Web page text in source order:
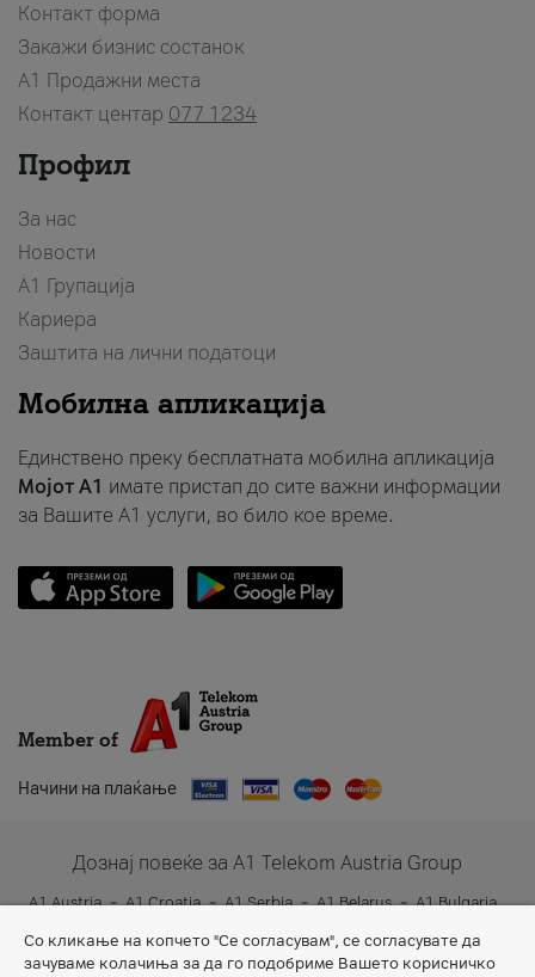
Контакт форма
Закажи бизнис состанок
A1 Продажни места
Контакт центар 077 1234
Профил
За нас
Новости
А1 Групација
Кариера
Заштита на лични податоци
Мобилна апликација
Единствено преку бесплатната мобилна апликација
Мојот A1 имате пристап до сите важни информации
за Вашите A1 услуги, во било кое време.
Member of
Начини на плаќање
Дознај повеќе за A1 Telekom Austria Group
A1 Austria A1 Croatia A1 Serbia A1 Belarus
A1 Bulgaria
A1 Slovenia
A1 Digital
Со кликање на копчето "Се согласувам", се согласувате да
зачуваме колачиња за да го подобриме Вашето корисничко